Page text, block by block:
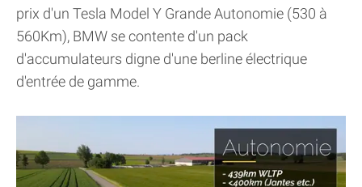
prix d'un Tesla Model Y Grande Autonomie (530 à
560Km), BMW se contente d'un pack
d'accumulateurs digne d'une berline électrique
d'entrée de gamme.